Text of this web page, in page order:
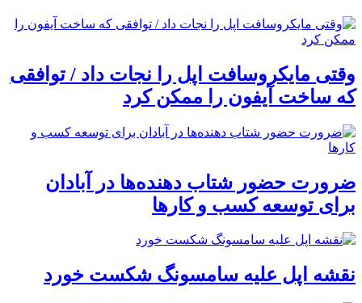
وقتی مایکروسافت اپل را نجات داد / توافقی
که ساخت آیفون را ممکن کرد
ضرورت حضور شتاب ‌دهنده‌ها در آبادان
برای توسعه کسب‌ و کارها
نقشه اپل علیه سامسونگ شکست خورد